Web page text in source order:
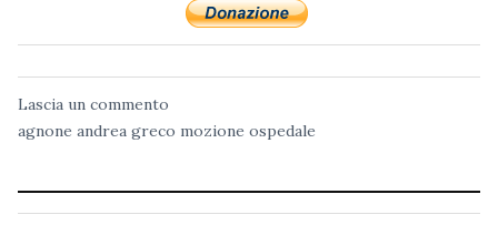
Lascia un commento
agnone andrea greco mozione ospedale